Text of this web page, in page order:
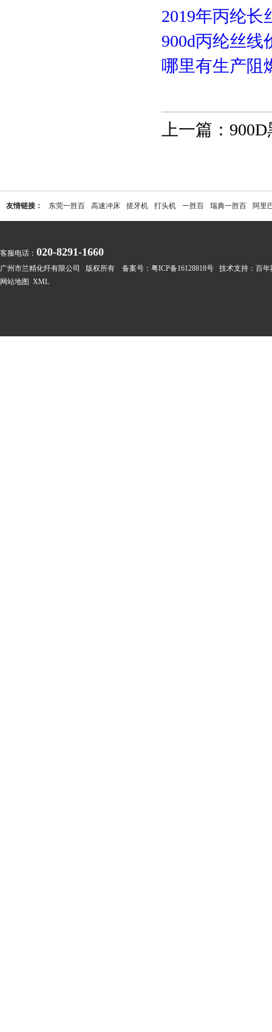
2019年丙纶长
900d丙纶丝线
哪里有生产阻
上一篇：
友情链接： 东莞一胜百 高速冲床 搓牙机 打头机 一胜百 瑞典一胜百 阿里
客服电话： 020-8291-1660
广州市兰精化纤有限公司 版权所有 备案号： 粤ICP备16128818号 技术支持： 百年
网站地图 XML